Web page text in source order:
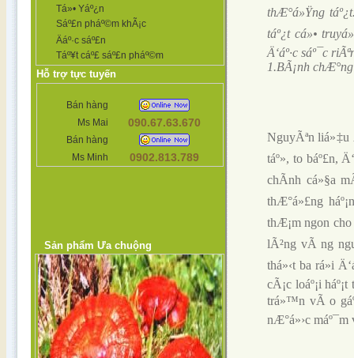
Tá»• Yáº¿n
Sáº£n pháº©m khÃ¡c
Äáº·c sáº£n
Táº¥t cáº£ sáº£n pháº©m
Hỗ trợ tực tuyến
Bán hàng
Ms Mai
090.67.63.670
Bán hàng
Ms Minh
0902.813.789
Sản phẩm Ưa chuộng
thÆ°á»Ÿng
táº¿t cá»•
Ä‘áº·c sáº¯c
1.BÃ¡nh chÆ°ng
NguyÃªn liá»‡u
táº», to báº£n,
chÃ­nh cá»§a
thÆ°á»£ng
thÆ¡m ngon cho
lÃ²ng vÃ ng
thá»‹t ba rá»i
cÃ¡c loáº¡i
trá»™n vÃ o
nÆ°á»›c